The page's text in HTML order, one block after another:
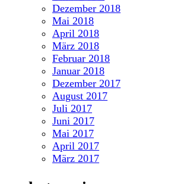
Dezember 2018
Mai 2018
April 2018
März 2018
Februar 2018
Januar 2018
Dezember 2017
August 2017
Juli 2017
Juni 2017
Mai 2017
April 2017
März 2017